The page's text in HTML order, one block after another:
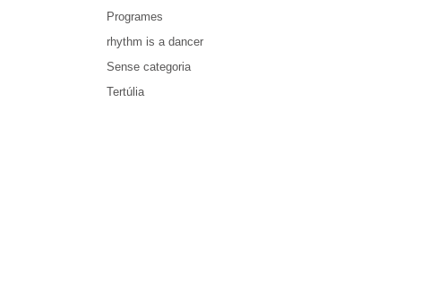
Programes
rhythm is a dancer
Sense categoria
Tertúlia